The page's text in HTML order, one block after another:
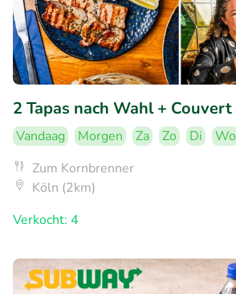
2 Tapas nach Wahl + Couvert
Vandaag Morgen Za Zo Di
Wo
Zum Kornbrenner
Köln (2km)
Verkocht: 4